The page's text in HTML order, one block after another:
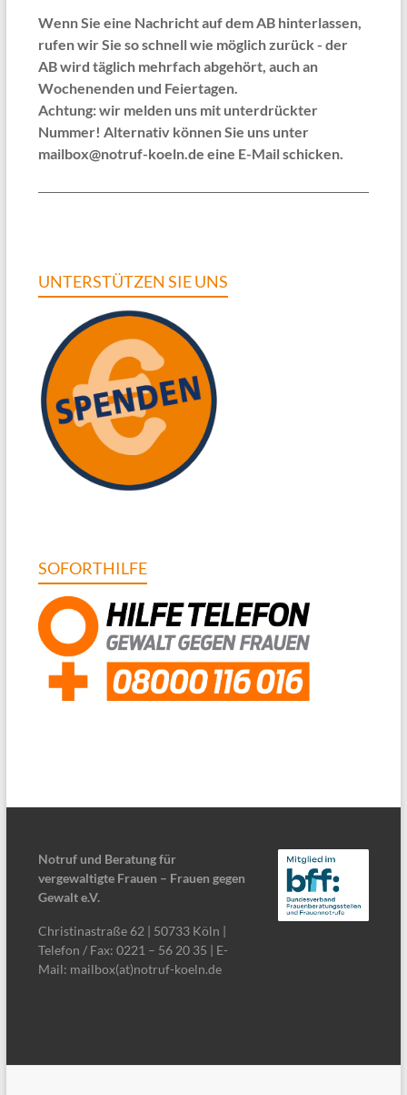
Wenn Sie eine Nachricht auf dem AB hinterlassen,
rufen wir Sie so schnell wie möglich zurück - der
AB wird täglich mehrfach abgehört, auch an
Wochenenden und Feiertagen.
Achtung: wir melden uns mit unterdrückter
Nummer! Alternativ können Sie uns unter
mailbox@notruf-koeln.de eine E-Mail schicken.
UNTERSTÜTZEN SIE UNS
SOFORTHILFE
Notruf und Beratung für
vergewaltigte Frauen – Frauen gegen
Gewalt e.V.
Christinastraße 62 | 50733 Köln |
Telefon / Fax: 0221 – 56 20 35 | E-
Mail: mailbox(at)notruf-koeln.de